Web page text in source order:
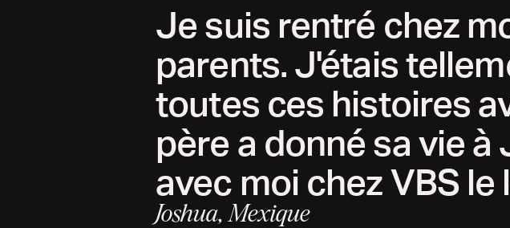
Je suis rentré chez
parents. J'étais
toutes ces histoires
père a donné sa vie à
avec moi chez VBS le
Joshua, Mexique